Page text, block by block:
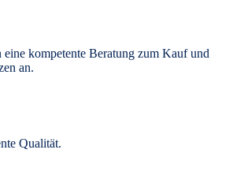
kompetente Beratung zum Kauf und
an.
Qualität.